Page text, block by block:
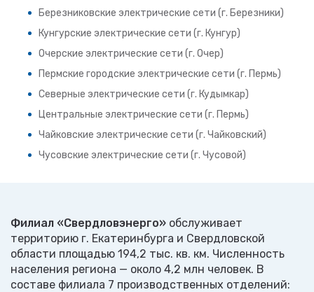
Березниковские электрические сети (г. Березники)
Кунгурские электрические сети (г. Кунгур)
Очерские электрические сети (г. Очер)
Пермские городские электрические сети (г. Пермь)
Северные электрические сети (г. Кудымкар)
Центральные электрические сети (г. Пермь)
Чайковские электрические сети (г. Чайковский)
Чусовские электрические сети (г. Чусовой)
Филиал «Свердловэнерго» обслуживает
территорию г. Екатеринбурга и Свердловской
области площадью 194,2 тыс. кв. км. Численность
населения региона — около 4,2 млн человек. В
составе филиала 7 производственных отделений: